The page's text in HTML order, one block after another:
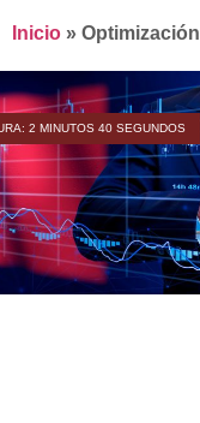
Inicio »
2 MINUTOS 40 SEGUNDOS